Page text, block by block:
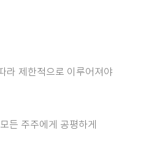
라 제한적으로 이루어져야
든 주주에게 공평하게